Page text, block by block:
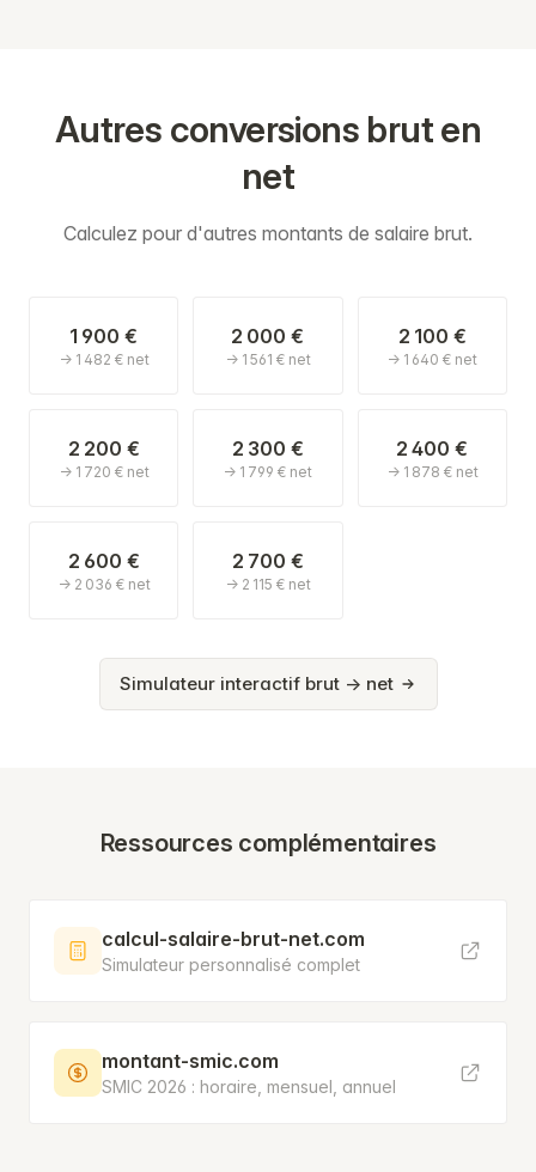
Autres conversions brut en
net
Calculez pour d'autres montants de salaire brut.
1 900 €
→ 1 482 € net
2 000 €
→ 1 561 € net
2 100 €
→ 1 640 € net
2 200 €
→ 1 720 € net
2 300 €
→ 1 799 € net
2 400 €
→ 1 878 € net
2 600 €
→ 2 036 € net
2 700 €
→ 2 115 € net
Simulateur interactif brut → net
Ressources complémentaires
calcul-salaire-brut-net.com
Simulateur personnalisé complet
montant-smic.com
SMIC 2026 : horaire, mensuel, annuel